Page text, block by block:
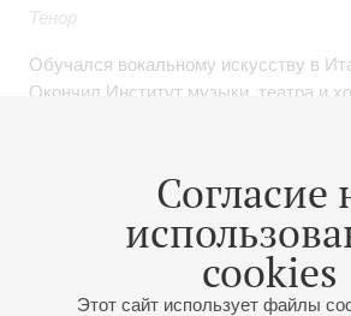
Согласие
cookies
Этот сайт использует файлы
Тенор
Обучался вокальному искусству в
Окончил Институт музыки, театра и
современного искусства (под
руководством К.И.Плужникова).
концертных площадках Санкт-